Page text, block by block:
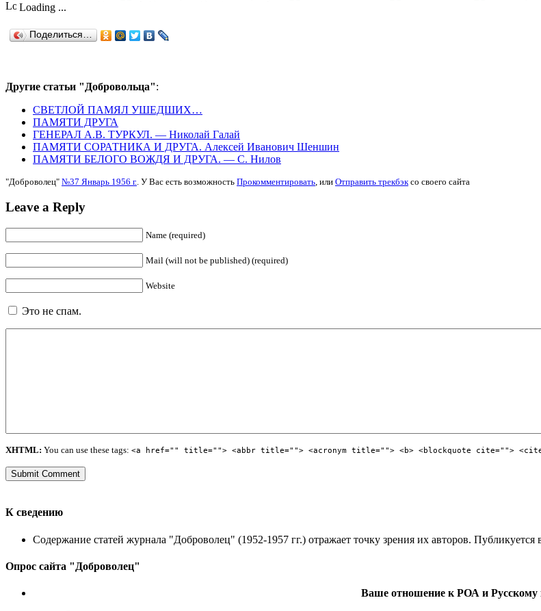
Loading ...
Поделиться…
Другие статьи "Добровольца":
СВЕТЛОЙ ПАМЯЛ УШЕДШИХ…
ПАМЯТИ ДРУГА
ГЕНЕРАЛ А.В. ТУРКУЛ. — Николай Галай
ПАМЯТИ СОРАТНИКА И ДРУГА. Алексей Иванович Шеншин
ПАМЯТИ БЕЛОГО ВОЖДЯ И ДРУГА. — С. Нилов
"Доброволец" №37 Январь 1956 г. . У Вас есть возможность Прокомментировать , или Отправить трекбэк со своего сайта
Leave a Reply
Name (required)
Mail (will not be published) (required)
Website
Это не спам.
XHTML: You can use these tags: <a href="" title=""> <abbr title=""> <acronym title=""> <b> <blockquote cite="">
К сведению
Содержание статей журнала "Доброволец" (1952-1957 гг.) отражает точку зрения их авторов. Публикуется
Опрос сайта "Доброволец"
Ваше отношение к РОА и Русскому